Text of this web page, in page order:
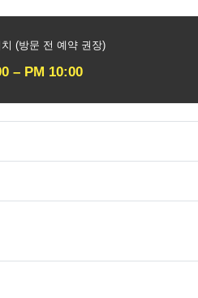
(방문 전 예약 권장)
– PM 10:00